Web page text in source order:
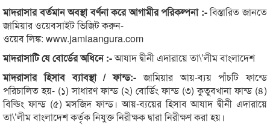
মাদরাসার বর্তমান অবস্থা বর্ণনা করে আগামীর পরিকল্পনা :-বিস্তারিত জানতে
জামিয়ার ওয়েবসাইট ভিজিট করুন-
ওয়েব লিঙ্ক: www.jamiaangura.com
মাদরাসাটি যে বোর্ডের অধিনে :-আযাদ দ্বীনী এদারায়ে তা\’লীম বাংলাদেশ
মাদরাসার হিসাব ব্যাবস্থা / ফান্ড:-জামিয়ার আয়-ব্যয় পাঁচটি ফান্ডে
পরিচালিত হয়- (১) সাধারণ ফান্ড (২) বোর্ডিং ফান্ড (৩) কুতুবখানা ফান্ড (৪)
বিল্ডিং ফান্ড (৫) মসজিদ ফান্ড। আয়-ব্যয়ের হিসাব আযাদ দ্বীনী এদারায়ে
তা\’লীম বাংলাদেশ কর্তৃক নিযুক্ত নিরীক্ষক দ্বারা নিরীক্ষণ করা হয়।